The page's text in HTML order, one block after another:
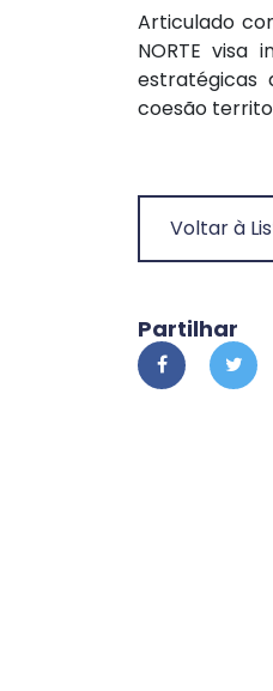
Articulado
NORTE visa
estratégicas
coesão
Voltar à
Partilhar